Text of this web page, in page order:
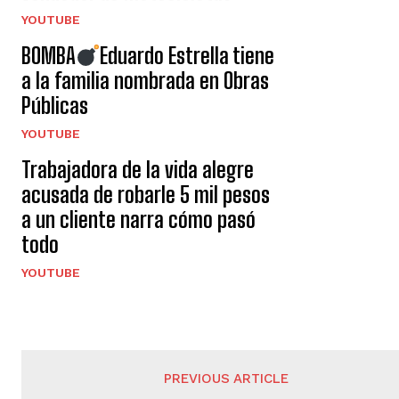
YOUTUBE
BOMBA
Eduardo Estrella tiene
a la familia nombrada en Obras
Públicas
YOUTUBE
Trabajadora de la vida alegre
acusada de robarle 5 mil pesos
a un cliente narra cómo pasó
todo
YOUTUBE
PREVIOUS ARTICLE